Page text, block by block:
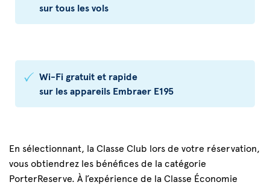
sur tous les vols
Wi-Fi gratuit et rapide
sur les appareils Embraer E195
En sélectionnant, la Classe Club lors de votre réservation,
vous obtiendrez les bénéfices de la catégorie
PorterReserve. À l’expérience de la Classe Économie